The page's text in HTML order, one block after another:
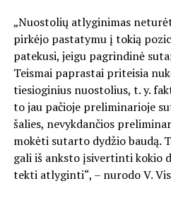
„Nuostolių atlyginimas
pirkėjo pastatymu į tokią
patekusi, jeigu pagrindinė
Teismai paprastai priteisia
tiesioginius nuostolius, t. y.
to jau pačioje preliminarioje
šalies, nevykdančios
mokėti sutarto dydžio baudą.
gali iš anksto įsivertinti kokio
tekti atlyginti“, – nurodo V.